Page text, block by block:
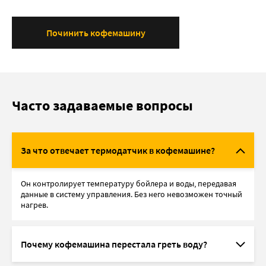
Починить кофемашину
Часто задаваемые вопросы
За что отвечает термодатчик в кофемашине?
Он контролирует температуру бойлера и воды, передавая
данные в систему управления. Без него невозможен точный
нагрев.
Почему кофемашина перестала греть воду?